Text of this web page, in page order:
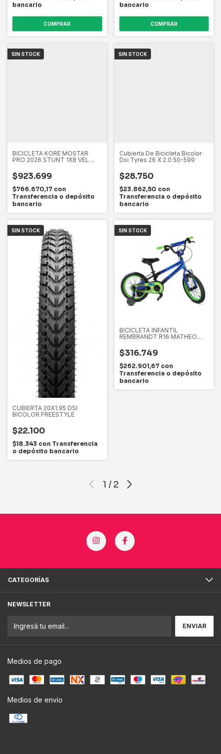
bancario
COMPRAR
bancario
COMPRAR
SIN STOCK
BICICLETA KORE MOSTAR
PRO 2026 STUNT 1X8 VEL
$923.699
$766.670,17 con
Transferencia o depósito
bancario
SIN STOCK
Cubierta De Bicicleta Bicolor
Dsi Tyres 26 X 2.0 50-599
$28.750
$23.862,50 con
Transferencia o depósito
bancario
SIN STOCK
CUBIERTA 20X1.95 DSI
BICOLOR FREESTYLE
$22.100
$18.343 con Transferencia
o depósito bancario
SIN STOCK
BICICLETA INFANTIL
REMBRANDT R16 MATHEO
$316.749
$262.901,67 con
Transferencia o depósito
bancario
1 / 2
CATEGORÍAS
NEWSLETTER
Medios de pago
Medios de envío